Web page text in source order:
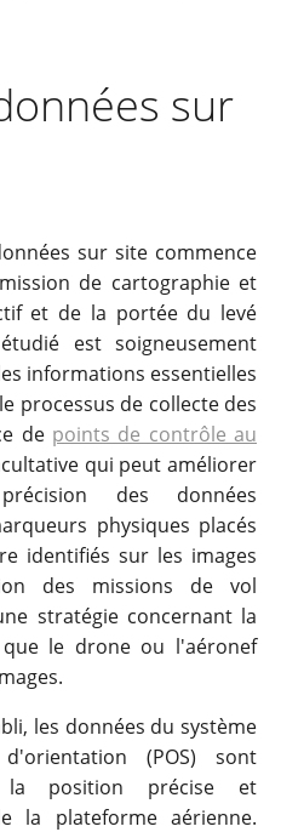
sur
sur site commence
de cartographie et
et de la portée du levé
est soigneusement
informations essentielles
processus de collecte des
de points de contrôle au
qui peut améliorer
des données
physiques placés
identifiés sur les images
des missions de vol
stratégie concernant la
le drone ou l'aéronef
les données du système
(POS) sont
la position précise et
la plateforme aérienne.